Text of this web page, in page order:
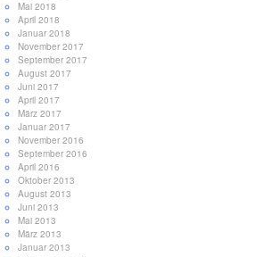
Mai 2018
April 2018
Januar 2018
November 2017
September 2017
August 2017
Juni 2017
April 2017
März 2017
Januar 2017
November 2016
September 2016
April 2016
Oktober 2013
August 2013
Juni 2013
Mai 2013
März 2013
Januar 2013